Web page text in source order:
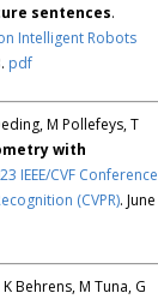
sentences.
Intelligent Robots
pdf
M Pollefeys, T
with
IEEE/CVF Conference
(CVPR). June
Behrens, M Tuna, G